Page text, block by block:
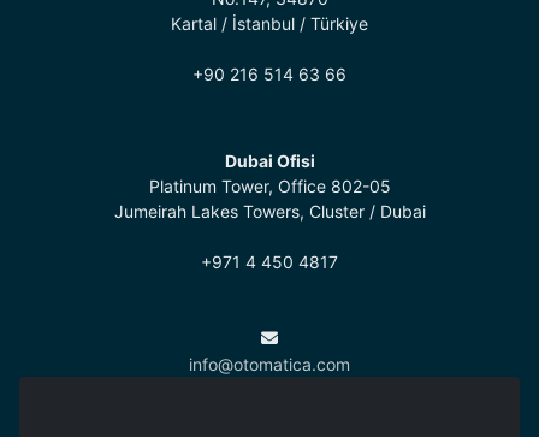
Kartal / İstanbul / Türkiye
+90 216 514 63 66
Dubai Ofisi
Platinum Tower, Office 802-05
Jumeirah Lakes Towers, Cluster / Dubai
+971 4 450 4817
info@otomatica.com